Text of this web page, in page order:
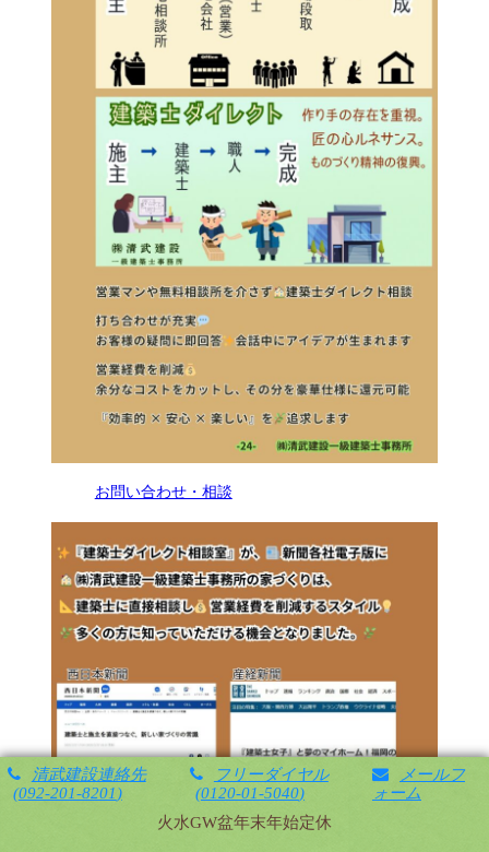
お問い合わせ・相談
清武建設連絡先
092-201-8201
フリーダイヤル
0120-01-5040
メールフ
ォーム
火水GW盆年末年始定休